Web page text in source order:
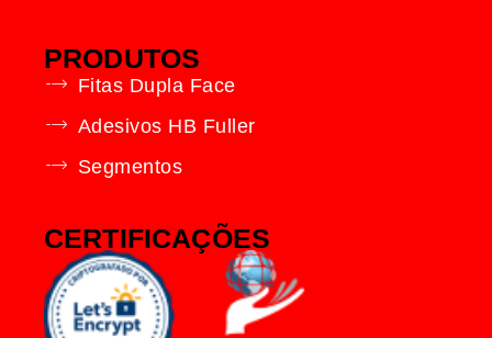
PRODUTOS
Fitas Dupla Face
Adesivos HB Fuller
Segmentos
CERTIFICAÇÕES